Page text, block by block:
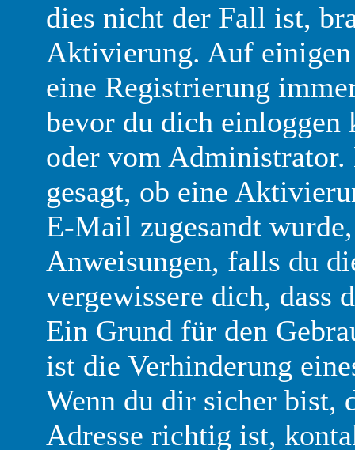
dies nicht der Fall ist,
Aktivierung. Auf einigen
eine Registrierung
bevor du dich einloggen
oder vom
gesagt, ob eine
E-Mail zugesandt
Anweisungen, falls du
vergewissere dich, dass
Ein Grund für den
ist die Verhinderung
Wenn du dir sicher bist,
Adresse richtig ist,